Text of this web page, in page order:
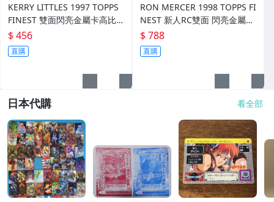
KERRY LITTLES 1997 TOPPS
FINEST 雙面閃亮金屬卡高比 R
EF 限135/289 前後如圖
$ 456
直購
RON MERCER 1998 TOPPS FI
NEST 新人RC雙面 閃亮金屬卡
REF 限002/1090 前後如圖
$ 788
直購
日本代購 看全部